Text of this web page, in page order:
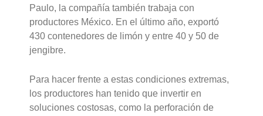
Paulo, la compañía también trabaja con
productores México. En el último año, exportó
430 contenedores de limón y entre 40 y 50 de
jengibre.
Para hacer frente a estas condiciones extremas,
los productores han tenido que invertir en
soluciones costosas, como la perforación de